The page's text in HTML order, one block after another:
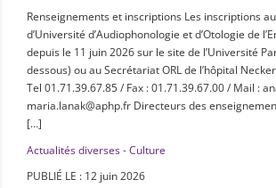
Renseignements et inscriptions Les inscriptions
d’Université d’Audiophonologie et d’Otologie de
depuis le 11 juin 2026 sur le site de l’Université
dessous) ou au Secrétariat ORL de l’hôpital
Tel 01.71.39.67.85 / Fax : 01.71.39.67.00 / Mail :
maria.lanak@aphp.fr Directeurs des
[…]
Actualités diverses - Culture
PUBLIÉ LE : 12 juin 2026